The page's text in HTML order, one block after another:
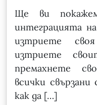
Ще ви
интеграцията
изтриете
изтриете
премахнете
всички
как да […]